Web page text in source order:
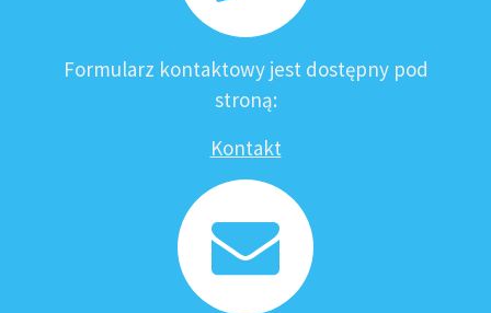
Formularz kontaktowy jest dostępny pod
stroną:
Kontakt